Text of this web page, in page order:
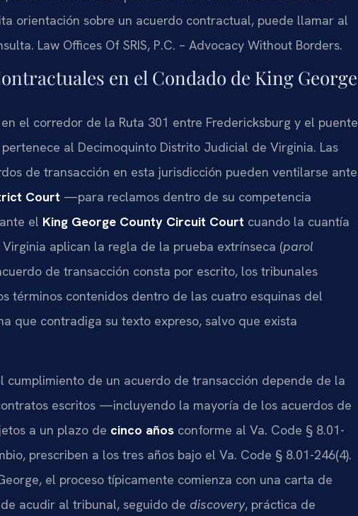
orientación sobre un acuerdo contractual, puede llamar al
Law Offices Of SRIS, P.C. – Advocacy Without Borders.
en el Condado de King George
el corredor de la Ruta 301 entre Fredericksburg y el puente
al Decimoquinto Distrito Judicial de Virginia. Las
de transacción en esta jurisdicción pueden ventilarse ante
Court —para reclamos dentro de su competencia
el King George County Circuit Court cuando la cuantía
aplican la regla de la prueba extrínseca (parol
de transacción consta por escrito, los tribunales
términos contenidos dentro de las cuatro esquinas del
que contradiga su texto expreso, salvo que exista
cumplimiento de un acuerdo de transacción depende de la
escritos —incluyendo la mayoría de los acuerdos de
a un plazo de cinco años conforme al Va. Code § 8.01-
prescriben a los tres años bajo el Va. Code § 8.01-246(4).
el proceso típicamente comienza con una carta de
acudir al tribunal, seguido de discovery, práctica de